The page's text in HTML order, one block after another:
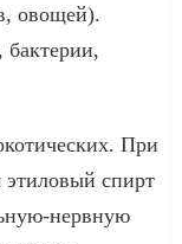
овощей).
При
этиловый спирт
нервную